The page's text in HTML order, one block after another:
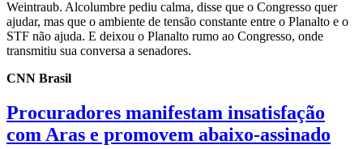
Weintraub. Alcolumbre pediu calma, disse que o Congresso quer
ajudar, mas que o ambiente de tensão constante entre o Planalto e o
STF não ajuda. E deixou o Planalto rumo ao Congresso, onde
transmitiu sua conversa a senadores.
CNN Brasil
Procuradores manifestam insatisfação
com Aras e promovem abaixo-assinado